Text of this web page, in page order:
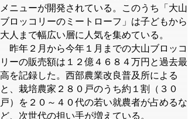
メニューが開発されている。このうち「大山
ブロッコリーのミートローフ」は子どもから
大人まで幅広い層に人気を集めている。
昨年２月から今年１月までの大山ブロッコ
リーの販売額は１２億４６８４万円と過去最
高を記録した。西部農業改良普及所による
と、栽培農家２８０戸のうち約１割（３０
戸）を２０～４０代の若い就農者が占めるな
ど、次世代の担い手が増えている。